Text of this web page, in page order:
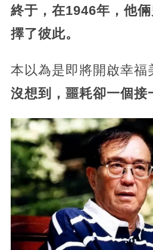
終于，在1946年，他
擇了彼此。
本以為是即將開啟幸福
沒想到，噩耗卻一個接